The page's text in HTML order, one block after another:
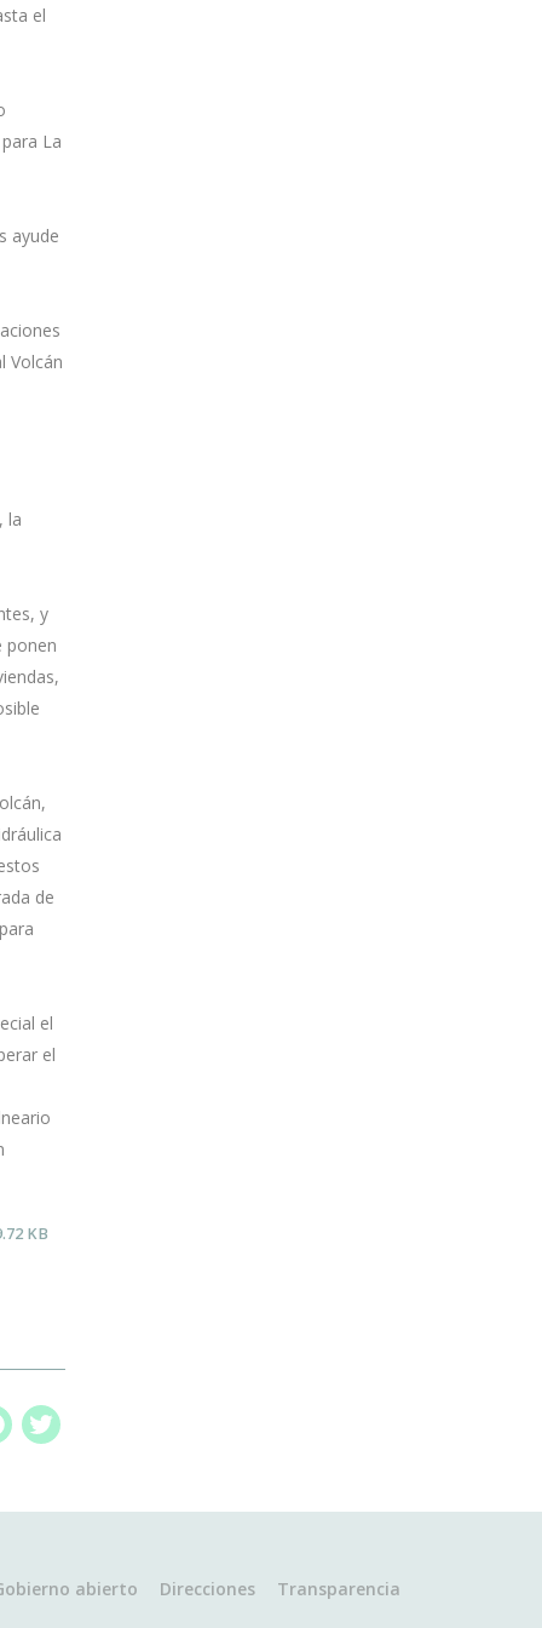
el
La
ayude
Volcán
la
y
ponen
de
el
el
KB
Facebook
abierto Direcciones Transparencia